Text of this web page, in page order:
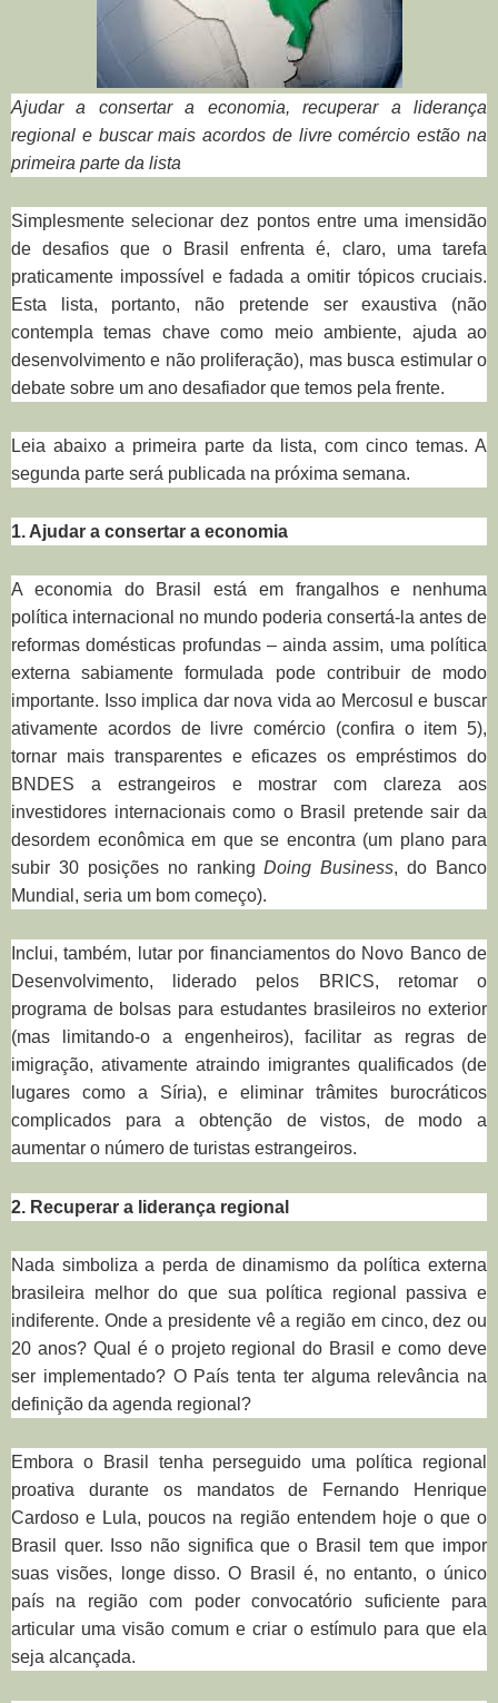
Ajudar a consertar a economia, recuperar a liderança
regional e buscar mais acordos de livre comércio estão na
primeira parte da lista
Simplesmente selecionar dez pontos entre uma imensidão
de desafios que o Brasil enfrenta é, claro, uma tarefa
praticamente impossível e fadada a omitir tópicos cruciais.
Esta lista, portanto, não pretende ser exaustiva (não
contempla temas chave como meio ambiente, ajuda ao
desenvolvimento e não proliferação), mas busca estimular o
debate sobre um ano desafiador que temos pela frente.
Leia abaixo a primeira parte da lista, com cinco temas. A
segunda parte será publicada na próxima semana.
1. Ajudar a consertar a economia
A economia do Brasil está em frangalhos e nenhuma
política internacional no mundo poderia consertá-la antes de
reformas domésticas profundas – ainda assim, uma política
externa sabiamente formulada pode contribuir de modo
importante. Isso implica dar nova vida ao Mercosul e buscar
ativamente acordos de livre comércio (confira o item 5),
tornar mais transparentes e eficazes os empréstimos do
BNDES a estrangeiros e mostrar com clareza aos
investidores internacionais como o Brasil pretende sair da
desordem econômica em que se encontra (um plano para
subir 30 posições no rankingDoing Business, do Banco
Mundial, seria um bom começo).
Inclui, também, lutar por financiamentos do Novo Banco de
Desenvolvimento, liderado pelos BRICS, retomar o
programa de bolsas para estudantes brasileiros no exterior
(mas limitando-o a engenheiros), facilitar as regras de
imigração, ativamente atraindo imigrantes qualificados (de
lugares como a Síria), e eliminar trâmites burocráticos
complicados para a obtenção de vistos, de modo a
aumentar o número de turistas estrangeiros.
2. Recuperar a liderança regional
Nada simboliza a perda de dinamismo da política externa
brasileira melhor do que sua política regional passiva e
indiferente. Onde a presidente vê a região em cinco, dez ou
20 anos? Qual é o projeto regional do Brasil e como deve
ser implementado? O País tenta ter alguma relevância na
definição da agenda regional?
Embora o Brasil tenha perseguido uma política regional
proativa durante os mandatos de Fernando Henrique
Cardoso e Lula, poucos na região entendem hoje o que o
Brasil quer. Isso não significa que o Brasil tem que impor
suas visões, longe disso. O Brasil é, no entanto, o único
país na região com poder convocatório suficiente para
articular uma visão comum e criar o estímulo para que ela
seja alcançada.